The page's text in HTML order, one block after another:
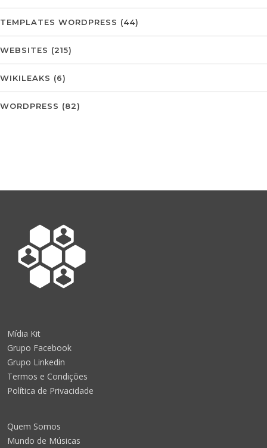
TEMPLATES WORDPRESS (44)
WEBSITES (215)
WIKILEAKS (6)
WORDPRESS (82)
Mídia Kit
Grupo Facebook
Grupo Linkedin
Termos e Condições
Política de Privacidade
Quem Somos
Mundo de Músicas